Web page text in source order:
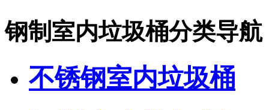
钢制室内垃圾桶分类导航
不锈钢室内垃圾桶